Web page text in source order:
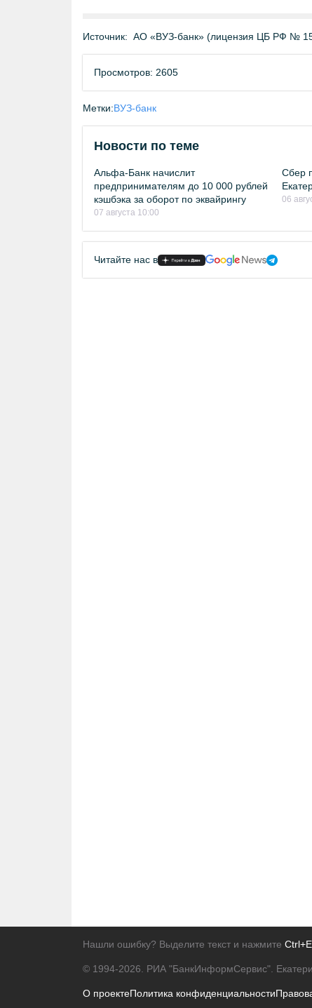
Источник: АО «ВУЗ-банк» (лицензия ЦБ РФ №
Просмотров: 2605
Метки:ВУЗ-банк
Новости по теме
Альфа-Банк начислит
предпринимателям до 10 000 рублей
кэшбэка за оборот по эквайрингу
07 августа 10:00
Сбер
06
Читайте нас в
Нашли ошибку? Выделите текст и нажмите
© 1994-2026. РИА "БанкИнформСервис".
О проектеПолитика конфиденциальности